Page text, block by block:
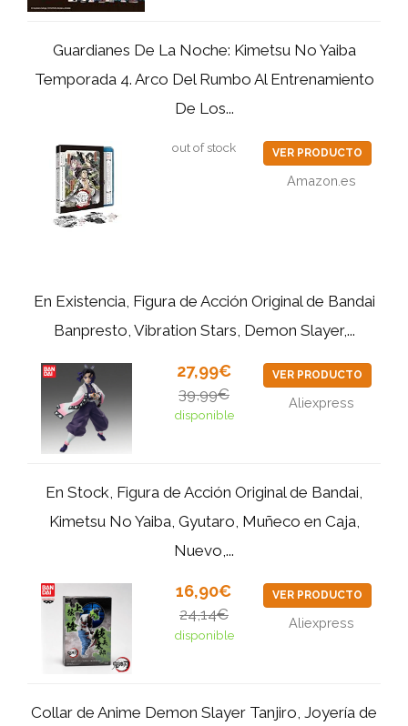
Guardianes De La Noche: Kimetsu No Yaiba
Temporada 4. Arco Del Rumbo Al Entrenamiento
De Los...
out of stock VER PRODUCTO
Amazon.es
En Existencia, Figura de Acción Original de Bandai
Banpresto, Vibration Stars, Demon Slayer,...
27,99€
39,99€
disponible
VER PRODUCTO
Aliexpress
En Stock, Figura de Acción Original de Bandai,
Kimetsu No Yaiba, Gyutaro, Muñeco en Caja,
Nuevo,...
16,90€
24,14€
disponible
VER PRODUCTO
Aliexpress
Collar de Anime Demon Slayer Tanjiro, Joyería de